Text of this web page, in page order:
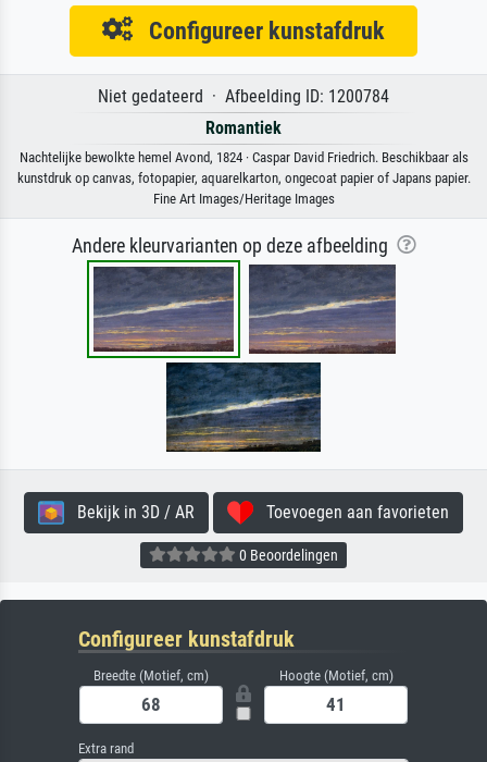
Configureer kunstafdruk
Niet gedateerd · Afbeelding ID: 1200784
Romantiek
Nachtelijke bewolkte hemel Avond, 1824 · Caspar David Friedrich. Beschikbaar als
kunstdruk op canvas, fotopapier, aquarelkarton, ongecoat papier of Japans papier.
Fine Art Images/Heritage Images
Andere kleurvarianten op deze afbeelding
Bekijk in 3D / AR Toevoegen aan favorieten
0 Beoordelingen
Configureer kunstafdruk
Breedte (Motief, cm) Hoogte (Motief, cm)
Extra rand